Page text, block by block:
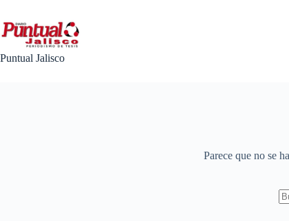
contenido
Puntual Jalisco
Parece que no se